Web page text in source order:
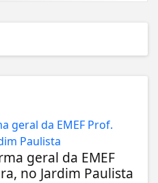
geral da EMEF
no Jardim Paulista